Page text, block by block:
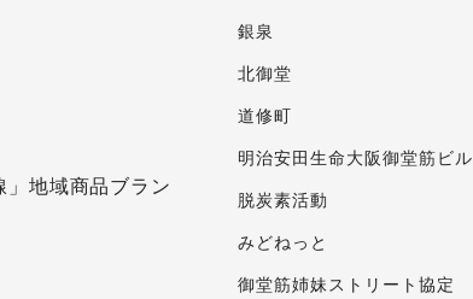
地域商品ブラン
銀泉
北御堂
道修町
明治安田生命大阪御堂筋ビル
脱炭素活動
みどねっと
御堂筋姉妹ストリート協定